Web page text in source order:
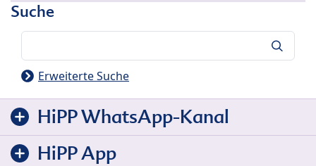
Suche
Erweiterte Suche
HiPP WhatsApp-Kanal
HiPP App